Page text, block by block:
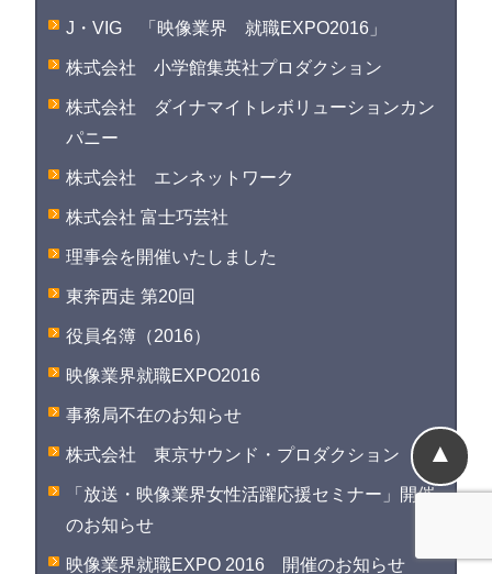
J・VIG 「映像業界 就職EXPO2016」
株式会社 小学館集英社プロダクション
株式会社 ダイナマイトレボリューションカン
パニー
株式会社 エンネットワーク
株式会社 富士巧芸社
理事会を開催いたしました
東奔西走 第20回
役員名簿（2016）
映像業界就職EXPO2016
事務局不在のお知らせ
株式会社 東京サウンド・プロダクション
「放送・映像業界女性活躍応援セミナー」開催
のお知らせ
映像業界就職EXPO 2016 開催のお知らせ
▲